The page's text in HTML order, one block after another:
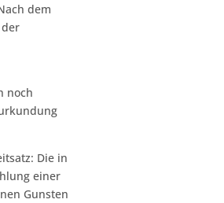
dem
noch
Die in
einer
Gunsten